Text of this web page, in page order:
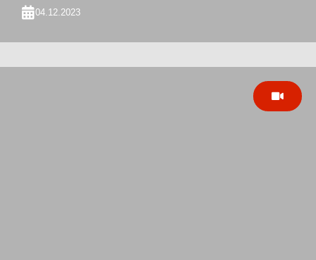
04.12.2023